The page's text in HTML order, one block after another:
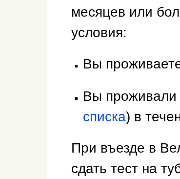
месяцев или
условия:
Вы
Вы проживали
списка) в
При въезде в
сдать тест на